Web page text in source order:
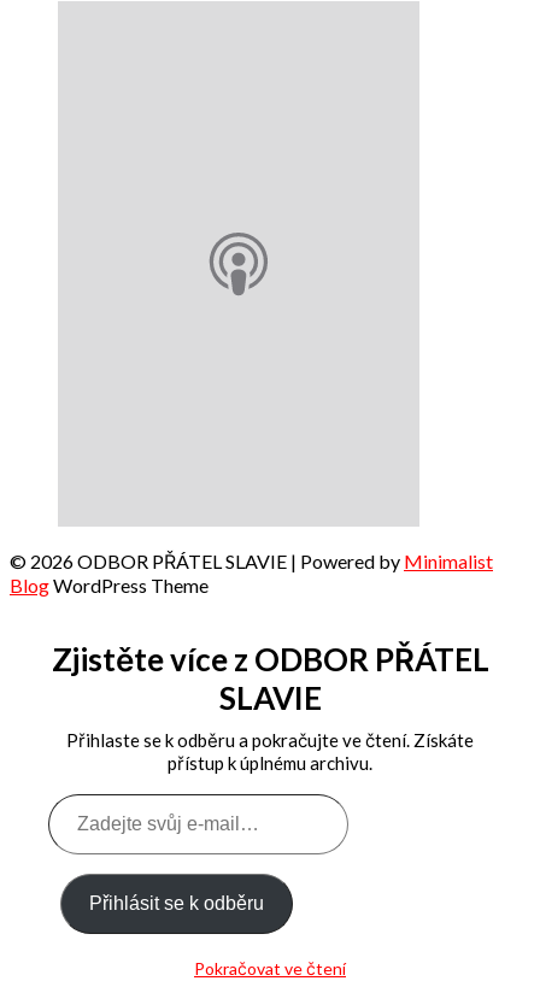
© 2026 ODBOR PŘÁTEL SLAVIE | Powered by Minimalist
BlogWordPress Theme
Zjistěte více z ODBOR PŘÁTEL
SLAVIE
Přihlaste se k odběru a pokračujte ve čtení. Získáte
přístup k úplnému archivu.
Zadejte
svůj
e-
mail…
Přihlásit se k odběru
Pokračovat ve čtení